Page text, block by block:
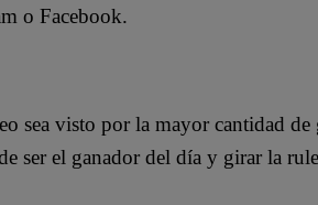
o Facebook.
sea visto por la mayor cantidad de
ser el ganador del día y girar la